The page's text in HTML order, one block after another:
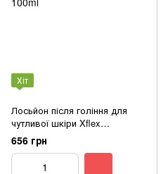
Хіт
Лосьйон після гоління для
чутливої шкіри Xflex
Aftershave Original Spray 100ml
656 грн